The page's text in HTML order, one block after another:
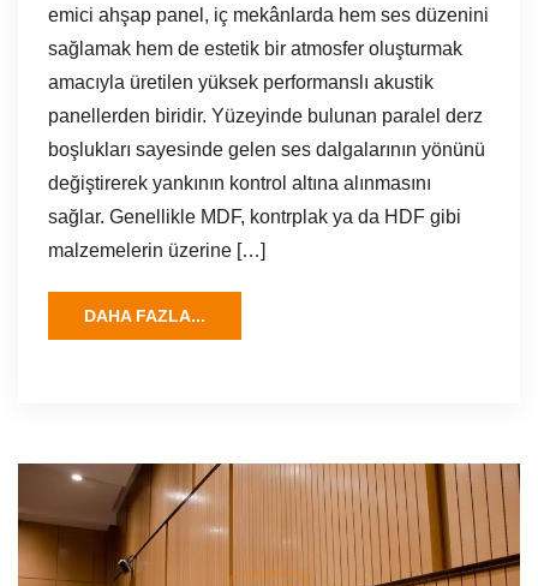
emici ahşap panel, iç mekânlarda hem ses düzenini
sağlamak hem de estetik bir atmosfer oluşturmak
amacıyla üretilen yüksek performanslı akustik
panellerden biridir. Yüzeyinde bulunan paralel derz
boşlukları sayesinde gelen ses dalgalarının yönünü
değiştirerek yankının kontrol altına alınmasını
sağlar. Genellikle MDF, kontrplak ya da HDF gibi
malzemelerin üzerine […]
DAHA FAZLA...